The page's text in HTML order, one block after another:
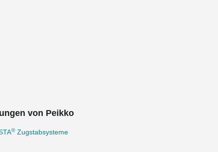
von Peikko
® Zugstabsysteme